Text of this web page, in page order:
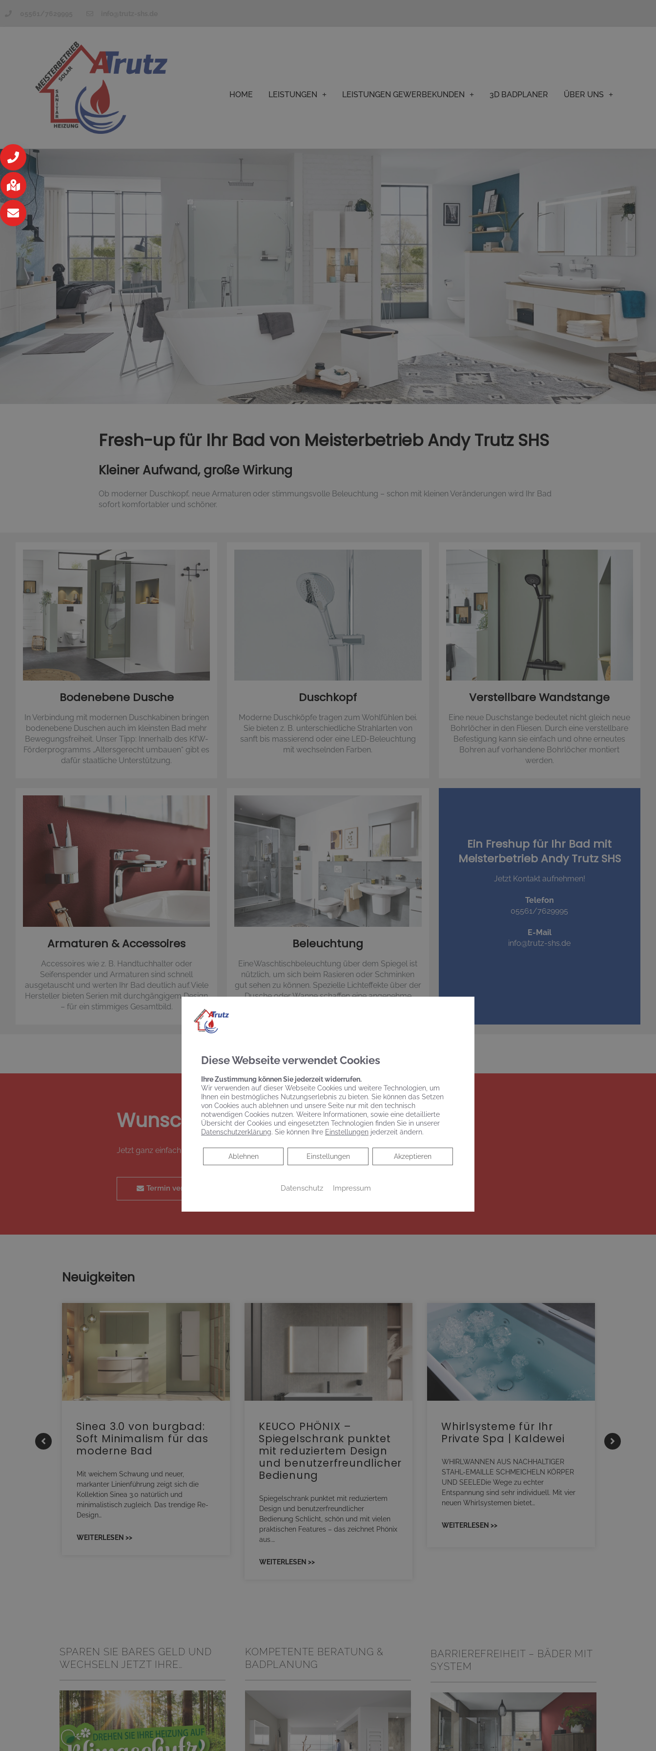
HOME LEISTUNGEN LEISTUNGEN GEWERBEKUNDEN 3D BADPLANER ÜBER UNS
Fresh-up für Ihr Bad von Meisterbetrieb Andy Trutz SHS
Kleiner Aufwand, große Wirkung
Ob moderner Duschkopf, neue Armaturen oder stimmungsvolle Beleuchtung – schon mit kleinen Veränderungen wird Ihr Bad
sofort komfortabler und schöner.
Bodenebene Dusche
In Verbindung mit modernen Duschkabinen bringen
bodenebene Duschen auch im kleinsten Bad mehr
Bewegungsfreiheit. Unser Tipp: Innerhalb des KfW-
Förderprogramms „Altersgerecht umbauen“ gibt es
dafür staatliche Unterstützung.
Duschkopf
Moderne Duschköpfe tragen zum Wohlfühlen bei.
Sie bieten z. B. unterschiedliche Strahlarten von
sanft bis massierend oder eine LED-Beleuchtung
mit wechselnden Farben.
Verstellbare Wandstange
Eine neue Duschstange bedeutet nicht gleich neue
Bohrlöcher in den Fliesen. Durch eine verstellbare
Befestigung kann sie einfach und ohne erneutes
Bohren auf vorhandene Bohrlöcher montiert
werden.
Armaturen & Accessoires
Accessoires wie z. B. Handtuchhalter oder
Seifenspender und Armaturen sind schnell
ausgetauscht und werten Ihr Bad deutlich auf. Viele
Hersteller bieten Serien mit durchgängigem Design
– für ein stimmiges Gesamtbild.
Beleuchtung
Eine Waschtischbeleuchtung über dem Spiegel ist
nützlich, um sich beim Rasieren oder Schminken
gut sehen zu können. Spezielle Lichteffekte über der
Dusche oder Wanne schaffen eine angenehme
Ein Freshup für Ihr Bad mit
Meisterbetrieb Andy Trutz SHS
Jetzt Kontakt aufnehmen!
Telefon
05561/7629995
E-Mail
info@trutz-shs.de
Wunschtermin
Jetzt ganz einfach und bequem Online Termine anfragen!
Termin vereinbaren
Neuigkeiten
Sinea 3.0 von burgbad:
Soft Minimalism für das
moderne Bad
Mit weichem Schwung und neuer,
markanter Linienführung zeigt sich die
Kollektion Sinea 3.0 natürlich und
minimalistisch zugleich. Das trendige Re-
Design…
WEITERLESEN >>
KEUCO PHÖNIX –
Spiegelschrank punktet
mit reduziertem Design
und benutzerfreundlicher
Bedienung
Spiegelschrank punktet mit reduziertem
Design und benutzerfreundlicher
Bedienung Schlicht, schön und mit vielen
praktischen Features – das zeichnet Phönix
aus.…
WEITERLESEN >>
Whirlsysteme für Ihr
Private Spa | Kaldewei
WHIRLWANNEN AUS NACHHALTIGER
STAHL-EMAILLE SCHMEICHELN KÖRPER
UND SEELEDie Wege zu echter
Entspannung sind sehr individuell. Mit vier
neuen Whirlsystemen bietet…
WEITERLESEN >>
SPAREN SIE BARES GELD UND
WECHSELN JETZT IHRE
KOMPETENTE BERATUNG &
BADPLANUNG
BARRIEREFREIHEIT – BÄDER MIT
SYSTEM
Diese Webseite verwendet Cookies
Ihre Zustimmung können Sie jederzeit widerrufen.
Wir verwenden auf dieser Webseite Cookies und weitere Technologien, um
Ihnen ein bestmögliches Nutzungserlebnis zu bieten. Sie können das Setzen
von Cookies auch ablehnen und unsere Seite nur mit den technisch
notwendigen Cookies nutzen. Weitere Informationen, sowie eine detaillierte
Übersicht der Cookies und eingesetzten Technologien finden Sie in unserer
Datenschutzerklärung. Sie können Ihre Einstellungen jederzeit ändern.
Akzeptieren
Einstellungen
Ablehnen
Ablehnen
Datenschutz Impressum